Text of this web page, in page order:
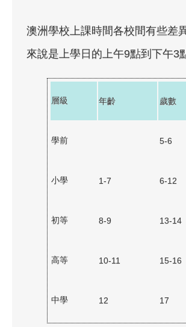
澳洲學校上課時間各校間有些差
來說是上學日的上午9點到下午3
層級 年齡 歲數
學前 5-6
小學 1-7 6-12
初等 8-9 13-14
高等 10-11 15-16
中學 12 17